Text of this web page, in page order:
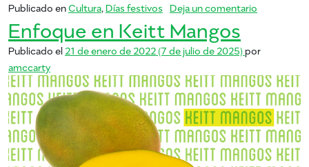
Publicado enCultura, Días festivos Deja un comentario
Enfoque en Keitt Mangos
Publicado el 21 de enero de 2022 (7 de julio de 2025)por
amccarty